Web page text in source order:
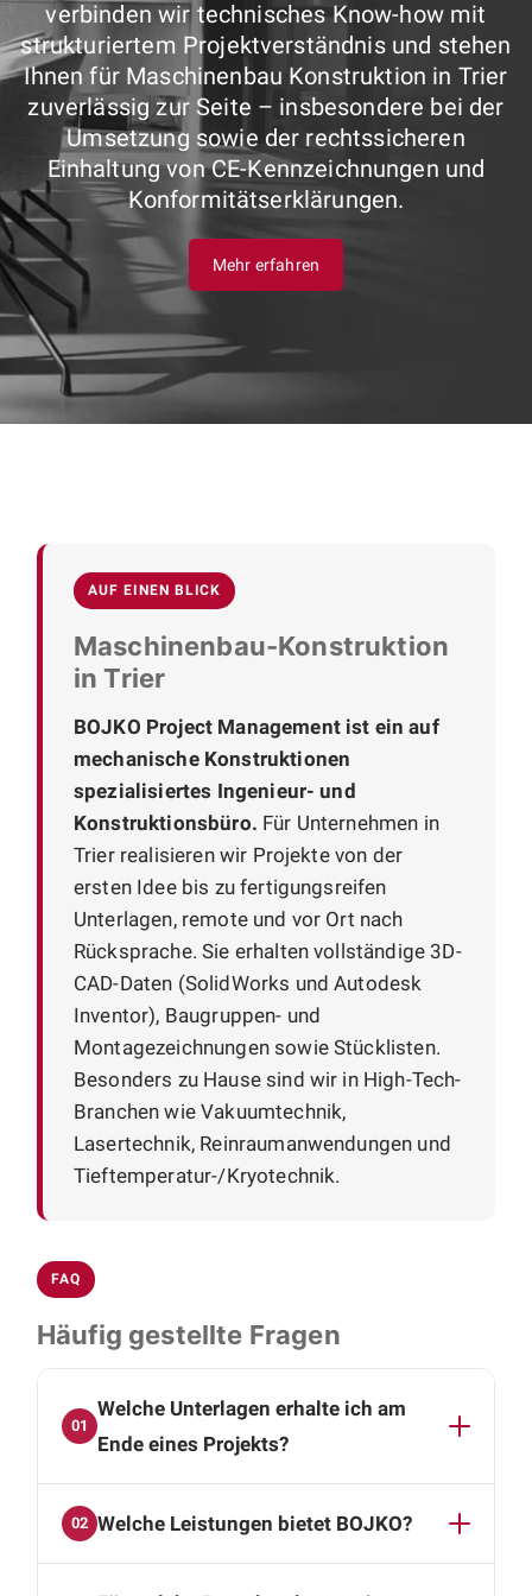
verbinden wir technisches Know-how mit
strukturiertem Projektverständnis und stehen
Ihnen für Maschinenbau Konstruktion in Trier
zuverlässig zur Seite – insbesondere bei der
Umsetzung sowie der rechtssicheren
Einhaltung von CE-Kennzeichnungen und
Konformitätserklärungen.
Mehr erfahren
AUF EINEN BLICK
Maschinenbau-Konstruktion
in Trier
BOJKO Project Management ist ein auf
mechanische Konstruktionen
spezialisiertes Ingenieur- und
Konstruktionsbüro. Für Unternehmen in
Trier realisieren wir Projekte von der
ersten Idee bis zu fertigungsreifen
Unterlagen, remote und vor Ort nach
Rücksprache. Sie erhalten vollständige 3D-
CAD-Daten (SolidWorks und Autodesk
Inventor), Baugruppen- und
Montagezeichnungen sowie Stücklisten.
Besonders zu Hause sind wir in High-Tech-
Branchen wie Vakuumtechnik,
Lasertechnik, Reinraumanwendungen und
Tieftemperatur-/Kryotechnik.
FAQ
Häufig gestellte Fragen
01
Welche Unterlagen erhalte ich am
Ende eines Projekts?
technischer Unterlagen vor: vollständige 3D-
02 Welche Leistungen bietet BOJKO?